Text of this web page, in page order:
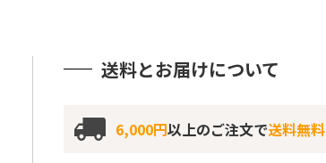
送料とお届けについて
6,000円以上のご注文で送料無料